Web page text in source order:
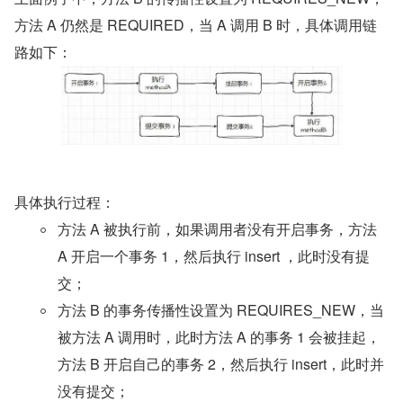
方法 A 仍然是 REQUIRED，当 A 调用 B 时，具体调用链
路如下：
具体执行过程：
方法 A 被执行前，如果调用者没有开启事务，方法
A 开启一个事务 1，然后执行 insert ，此时没有提
交；
方法 B 的事务传播性设置为 REQUIRES_NEW，当
被方法 A 调用时，此时方法 A 的事务 1 会被挂起，
方法 B 开启自己的事务 2，然后执行 insert，此时并
没有提交；